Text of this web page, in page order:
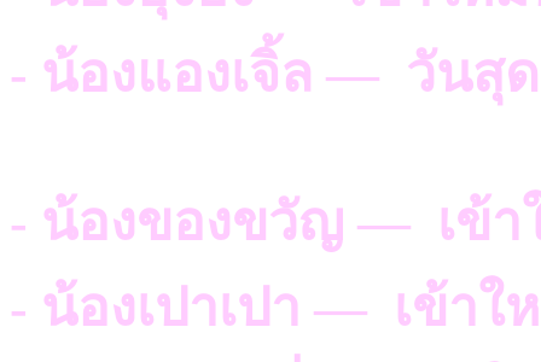
- น้องแองเจิ้ล — วันสุ
- น้องของขวัญ — เข้า
- น้องเปาเปา — เข้าใ